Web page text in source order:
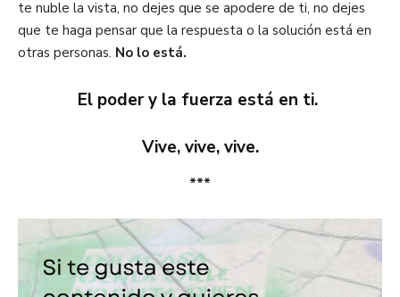
te nuble la vista, no dejes que se apodere de ti, no dejes
que te haga pensar que la respuesta o la solución está en
otras personas. No lo está.
El poder y la fuerza está en ti.
Vive, vive, vive.
***